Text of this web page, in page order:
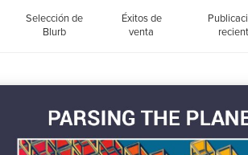
Selección de
Blurb
Éxitos de
venta